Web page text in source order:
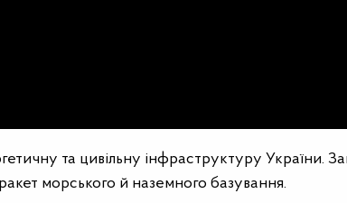
та цивільну інфраструктуру України.
морського й наземного базування.